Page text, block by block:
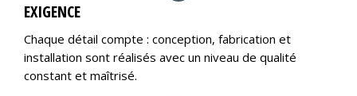
EXIGENCE
Chaque détail compte : conception, fabrication et
installation sont réalisés avec un niveau de qualité
constant et maîtrisé.